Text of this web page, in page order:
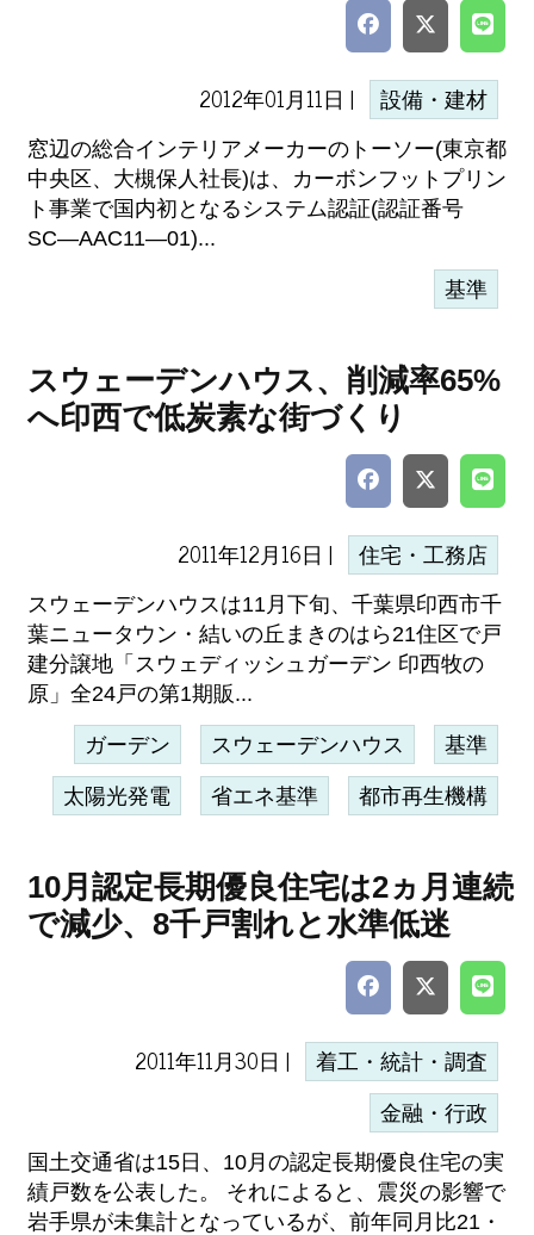
2012年01月11日 | 設備・建材
窓辺の総合インテリアメーカーのトーソー(東京都
中央区、大槻保人社長)は、カーボンフットプリン
ト事業で国内初となるシステム認証(認証番号
SC―AAC11―01)...
基準
スウェーデンハウス、削減率65%
へ印西で低炭素な街づくり
2011年12月16日 | 住宅・工務店
スウェーデンハウスは11月下旬、千葉県印西市千
葉ニュータウン・結いの丘まきのはら21住区で戸
建分譲地「スウェディッシュガーデン 印西牧の
原」全24戸の第1期販...
ガーデン スウェーデンハウス 基準
太陽光発電 省エネ基準 都市再生機構
10月認定長期優良住宅は2ヵ月連続
で減少、8千戸割れと水準低迷
2011年11月30日 | 着工・統計・調査
金融・行政
国土交通省は15日、10月の認定長期優良住宅の実
績戸数を公表した。 それによると、震災の影響で
岩手県が未集計となっているが、前年同月比21・